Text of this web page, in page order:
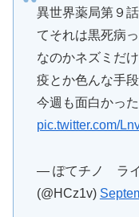
異世界薬局第９
てそれは黒死病
なのかネズミだ
疫とか色んな手
今週も面白かっ
pic.twitter.com/
— ぽてチノ ライ
(@HCz1v)